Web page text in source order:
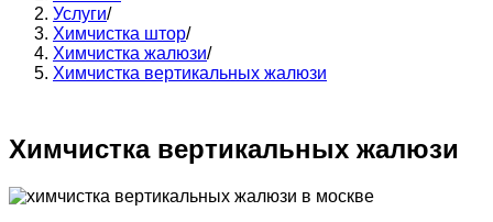
Услуги/
Химчистка штор/
Химчистка жалюзи/
Химчистка вертикальных жалюзи
Химчистка вертикальных жалюзи